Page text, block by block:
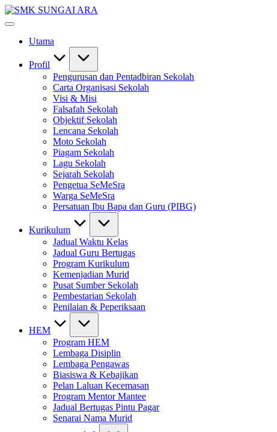
Skip
to
#KetekunanNadiKecemerlangan
#SeMeSradiHati
Utama
Profil
Pengurusan dan Pentadbiran Sekolah
Carta Organisasi Sekolah
Visi & Misi
Falsafah Sekolah
Objektif Sekolah
Lencana Sekolah
Moto Sekolah
Piagam Sekolah
Lagu Sekolah
Sejarah Sekolah
Pengetua SeMeSra
Warga SeMeSra
Persatuan Ibu Bapa dan Guru (PIBG)
Kurikulum
Jadual Waktu Kelas
Jadual Guru Bertugas
Program Kurikulum
Kemenjadian Murid
Pusat Sumber Sekolah
Pembestarian Sekolah
Penilaian & Peperiksaan
HEM
Program HEM
Lembaga Disiplin
Lembaga Pengawas
Biasiswa & Kebajikan
Pelan Laluan Kecemasan
Program Mentor Mantee
Jadual Bertugas Pintu Pagar
Senarai Nama Murid